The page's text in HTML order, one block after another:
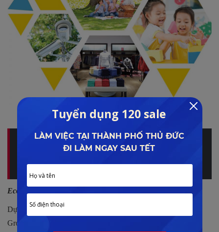
Tiện ích đa dạng
Cập nhật các thông tin chi tiết về vị trí, tiện ích, mặt
bằng… của dự án bởi Lê Đình Phong, xem ngay tại đây:
ECOGARDEN HUẾ
Ecogarden Huế có chủ đầu tư đáng tin cậy và uy tín
Dự án Ecogarden Huế được triển khai bởi tập đoàn Cotana
Group, chủ đầu tư có tiền thân là công ty TNHH Thành Nam,